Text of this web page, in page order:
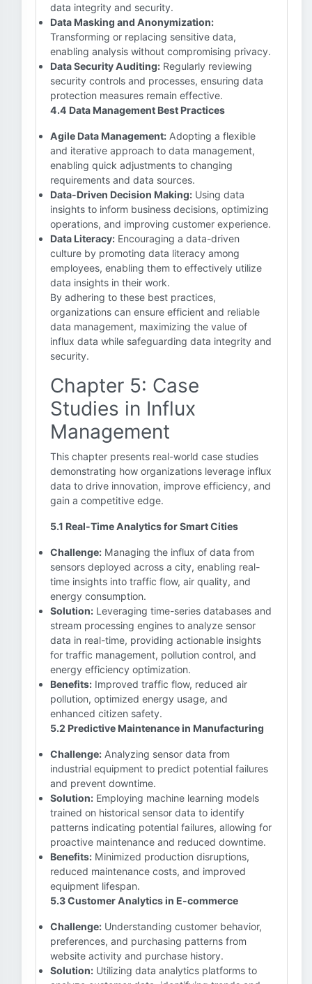
data integrity and security.
Data Masking and Anonymization:
Transforming or replacing sensitive data,
enabling analysis without compromising privacy.
Data Security Auditing: Regularly reviewing
security controls and processes, ensuring data
protection measures remain effective.
4.4 Data Management Best Practices
Agile Data Management: Adopting a flexible
and iterative approach to data management,
enabling quick adjustments to changing
requirements and data sources.
Data-Driven Decision Making: Using data
insights to inform business decisions, optimizing
operations, and improving customer experience.
Data Literacy: Encouraging a data-driven
culture by promoting data literacy among
employees, enabling them to effectively utilize
data insights in their work.
By adhering to these best practices,
organizations can ensure efficient and reliable
data management, maximizing the value of
influx data while safeguarding data integrity and
security.
Chapter 5: Case
Studies in Influx
Management
This chapter presents real-world case studies
demonstrating how organizations leverage influx
data to drive innovation, improve efficiency, and
gain a competitive edge.
5.1 Real-Time Analytics for Smart Cities
Challenge: Managing the influx of data from
sensors deployed across a city, enabling real-
time insights into traffic flow, air quality, and
energy consumption.
Solution: Leveraging time-series databases and
stream processing engines to analyze sensor
data in real-time, providing actionable insights
for traffic management, pollution control, and
energy efficiency optimization.
Benefits: Improved traffic flow, reduced air
pollution, optimized energy usage, and
enhanced citizen safety.
5.2 Predictive Maintenance in Manufacturing
Challenge: Analyzing sensor data from
industrial equipment to predict potential failures
and prevent downtime.
Solution: Employing machine learning models
trained on historical sensor data to identify
patterns indicating potential failures, allowing for
proactive maintenance and reduced downtime.
Benefits: Minimized production disruptions,
reduced maintenance costs, and improved
equipment lifespan.
5.3 Customer Analytics in E-commerce
Challenge: Understanding customer behavior,
preferences, and purchasing patterns from
website activity and purchase history.
Solution: Utilizing data analytics platforms to